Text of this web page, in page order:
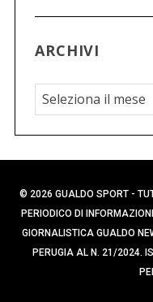
ARCHIVI
A
r
c
h
i
v
i
© 2026 GUALDO SPORT -
PERIODICO DI
GIORNALISTICA GUALDO
PERUGIA AL N. 21/2024.